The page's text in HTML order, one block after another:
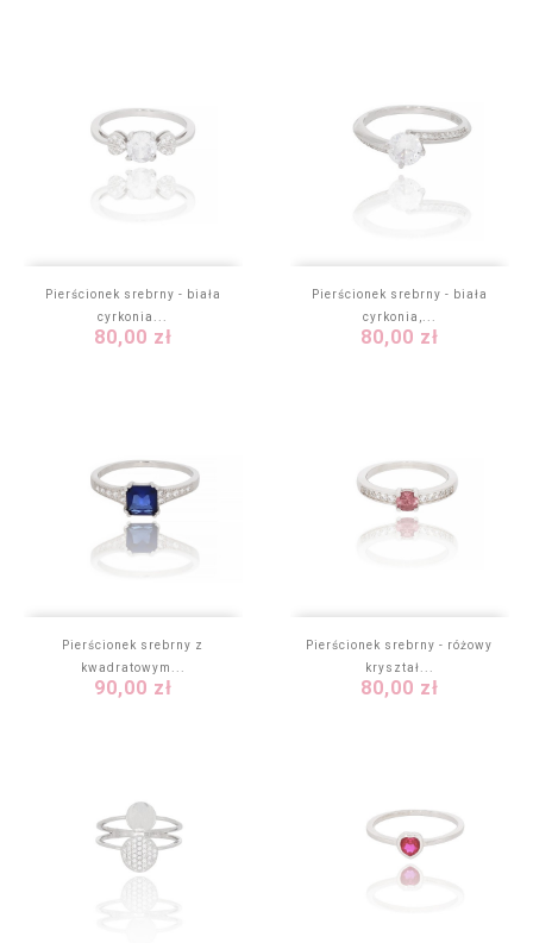
Pierścionek srebrny - biała
cyrkonia...
Cena
80,00 zł
Pierścionek srebrny - biała
cyrkonia,...
Cena
80,00 zł
Pierścionek srebrny z
kwadratowym...
Cena
90,00 zł
Pierścionek srebrny - różowy
kryształ...
Cena
80,00 zł